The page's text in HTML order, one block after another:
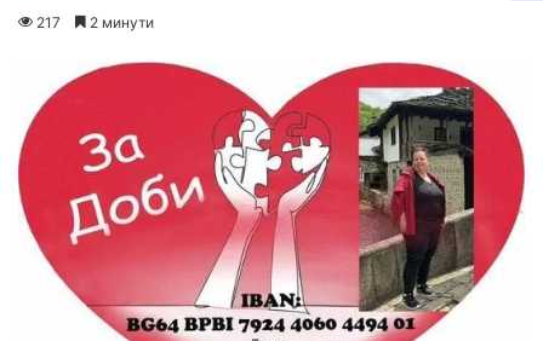
217 2 минути